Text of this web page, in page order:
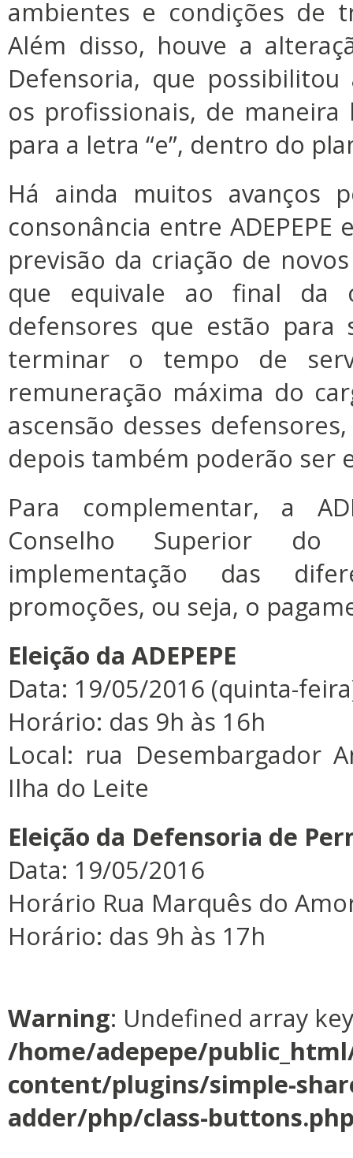
ambientes e condições de
Além disso, houve a
Defensoria, que
os profissionais, de maneira
para a letra “e”, dentro do
Há ainda muitos avanços
consonância entre
previsão da criação de
que equivale ao final da
defensores que estão para
terminar o tempo de
remuneração máxima do
ascensão desses
depois também poderão ser
Para complementar, a
Conselho Superior
implementação das
promoções, ou seja, o
Eleição da ADEPEPE
Data: 19/05/2016 (quinta-
Horário: das 9h às 16h
Local: rua Desembargador
Ilha do Leite
Eleição da Defensoria de
Data: 19/05/2016
Horário Rua Marquês do
Horário: das 9h às 17h
Warning: Undefined array
/home/adepepe/
content/plugins/simple-
adder/php/class-